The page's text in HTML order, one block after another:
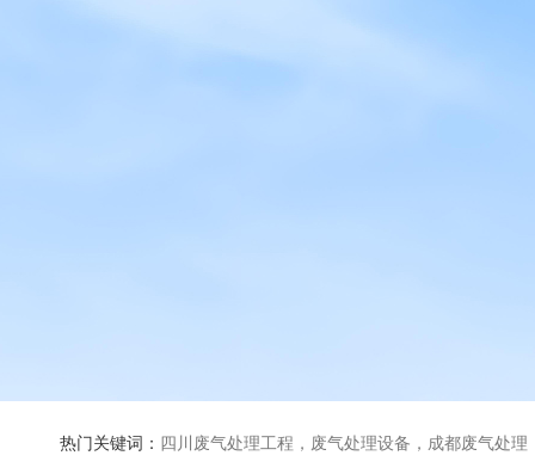
热门关键词： 四川废气处理工程，废气处理设备，成都废气处理，巴歇尔槽，活性炭除